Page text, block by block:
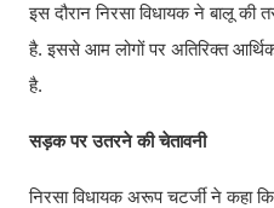
इस दौरान निरसा विधायक ने बालू की
है. इससे आम लोगों पर अतिरिक्त
है.
सड़क पर उतरने की चेतावनी
निरसा विधायक अरूप चटर्जी ने कहा